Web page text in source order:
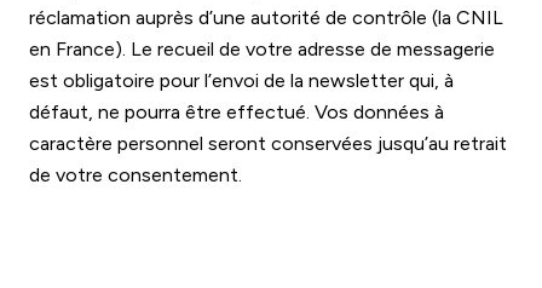
réclamation auprès d’une autorité de contrôle (la CNIL
en France). Le recueil de votre adresse de messagerie
est obligatoire pour l’envoi de la newsletter qui, à
défaut, ne pourra être effectué. Vos données à
caractère personnel seront conservées jusqu’au retrait
de votre consentement.